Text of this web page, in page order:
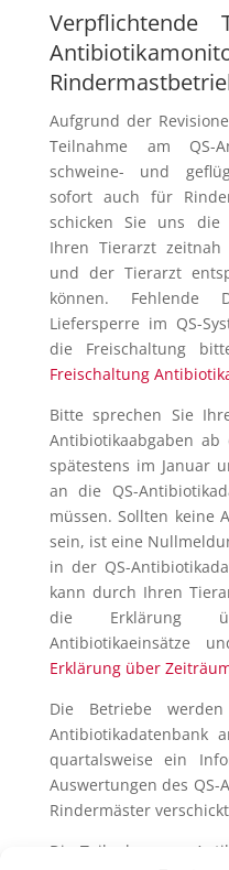
Verpflichtende
Aufgrund der
Teilnahme am QS-
schweine- und
sofort auch für
schicken Sie uns die
Ihren Tierarzt
und der Tierarzt
können.
Liefersperre im QS-
die Freischaltung
Freischaltung
Bitte sprechen Sie
Antibiotikaabgaben ab
spätestens im Januar
an die QS-
müssen. Sollten keine
sein, ist eine
in der QS-
kann durch Ihren
die Erklärung
Antibiotikaeinsätze
Erklärung über
Die Betriebe
Antibiotikadatenbank
quartalsweise ein
Auswertungen des
Rindermäster
Die Teilnahme am